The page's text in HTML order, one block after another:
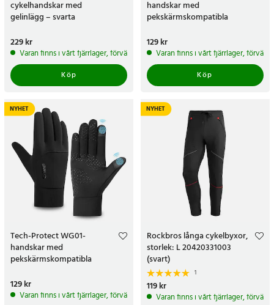
cykelhandskar med
gelinlägg – svarta
Pris:229 kr
229 kr
Varan finns i vårt fjärrlager, förväntas skickas inom 5-7 arbetsdagar
Köp
handskar med
pekskärmskompatibla
Pris:129 kr
129 kr
Varan finns i vårt fjärrlager,
Köp
NYHET
Tech-Protect WG01-
handskar med
pekskärmskompatibla
Pris:129 kr
129 kr
Varan finns i vårt fjärrlager, förväntas skickas inom 5-7 arbetsdagar
NYHET
Rockbros långa cykelbyxor,
storlek: L 20420331003
(svart)
1
Pris:119 kr
119 kr
Varan finns i vårt fjärrlager,